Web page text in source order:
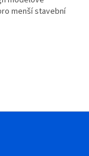
menší stavební